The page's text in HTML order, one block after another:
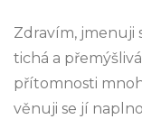
Zdravím, jmenuji
tichá a
přítomnosti
věnuji se jí